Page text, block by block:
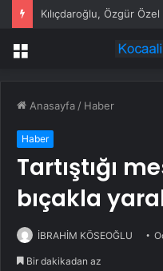
Kılıçdaroğlu, Özgür
Menü
Anasayfa / Haber
Haber
Tartıştığı
bıçakla
İBRAHİM KÖSEOĞLU
Bir dakikadan az